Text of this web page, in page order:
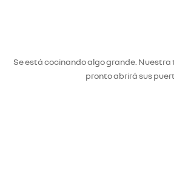
Se está cocinando algo grande. Nuestra
pronto abrirá sus